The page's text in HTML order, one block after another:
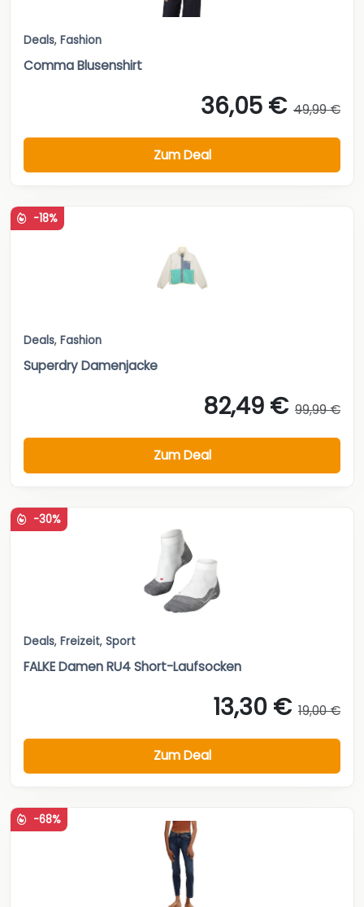
Deals, Fashion
Comma Blusenshirt
36,05 € 49,99 €
Zum Deal
-18%
Deals, Fashion
Superdry Damenjacke
82,49 € 99,99 €
Zum Deal
-30%
Deals, Freizeit, Sport
FALKE Damen RU4 Short-Laufsocken
13,30 € 19,00 €
Zum Deal
-68%